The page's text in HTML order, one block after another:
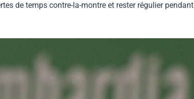
de temps contre-la-montre et rester régulier pendant